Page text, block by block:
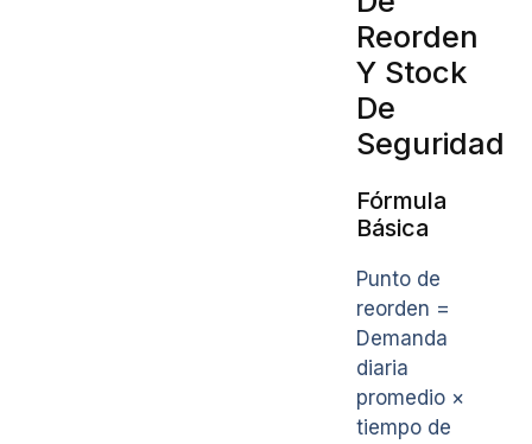
Reorden
Y Stock
De
Seguridad
Fórmula
Básica
Punto de
reorden =
Demanda
diaria
promedio ×
tiempo de